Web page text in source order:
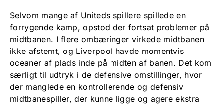
Selvom mange af Uniteds spillere spillede en
forrygende kamp, opstod der fortsat problemer på
midtbanen. I flere ombæringer virkede midtbanen
ikke afstemt, og Liverpool havde momentvis
oceaner af plads inde på midten af banen. Det kom
særligt til udtryk i de defensive omstillinger, hvor
der manglede en kontrollerende og defensiv
midtbanespiller, der kunne ligge og agere ekstra